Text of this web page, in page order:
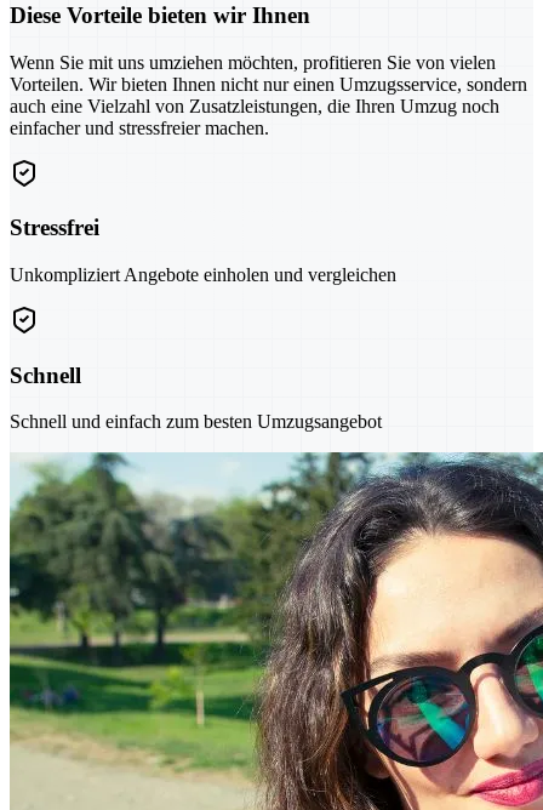
Diese Vorteile bieten wir Ihnen
Wenn Sie mit uns umziehen möchten, profitieren Sie von vielen
Vorteilen. Wir bieten Ihnen nicht nur einen Umzugsservice, sondern
auch eine Vielzahl von Zusatzleistungen, die Ihren Umzug noch
einfacher und stressfreier machen.
Stressfrei
Unkompliziert Angebote einholen und vergleichen
Schnell
Schnell und einfach zum besten Umzugsangebot